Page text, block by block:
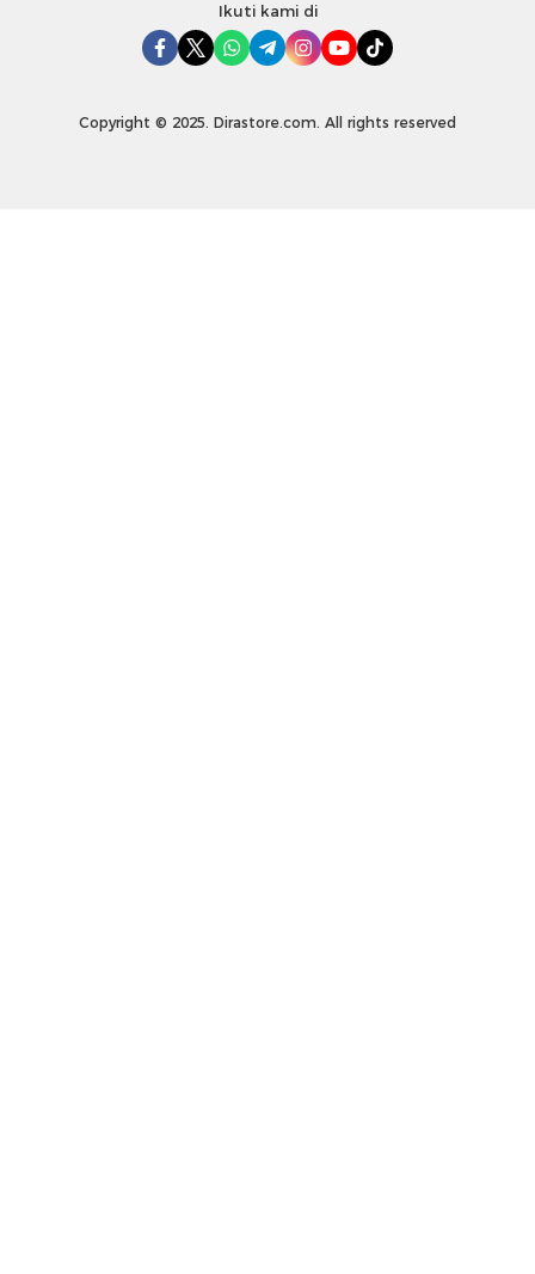
Ikuti kami di
Copyright © 2025. Dirastore.com. All rights reserved